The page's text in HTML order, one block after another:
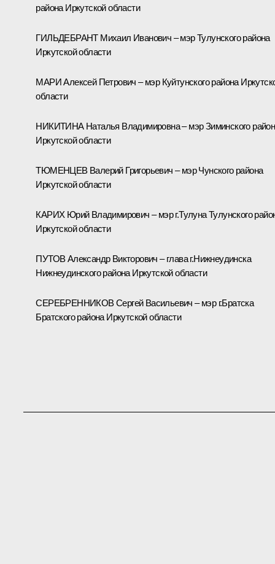
района Иркутской области
ГИЛЬДЕБРАНТ Михаил Иванович – мэр Тулунского района
Иркутской области
МАРИ Алексей Петрович – мэр Куйтунского района
области
НИКИТИНА Наталья Владимировна – мэр Зиминского
Иркутской области
ТЮМЕНЦЕВ Валерий Григорьевич – мэр Чунского района
Иркутской области
КАРИХ Юрий Владимирович – мэр г.Тулуна Тулунского
Иркутской области
ПУТОВ Александр Викторович – глава г.Нижнеудинска
Нижнеудинского района Иркутской области
СЕРЕБРЕННИКОВ Сергей Васильевич – мэр г.Братска
Братского района Иркутской области